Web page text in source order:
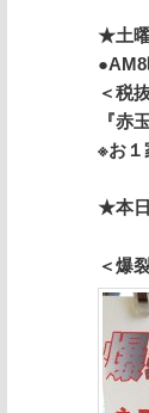
★土
＜税
『赤
※お１
★本
＜爆